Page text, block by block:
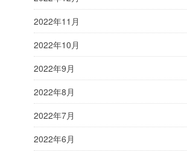
2022年11月
2022年10月
2022年9月
2022年8月
2022年7月
2022年6月